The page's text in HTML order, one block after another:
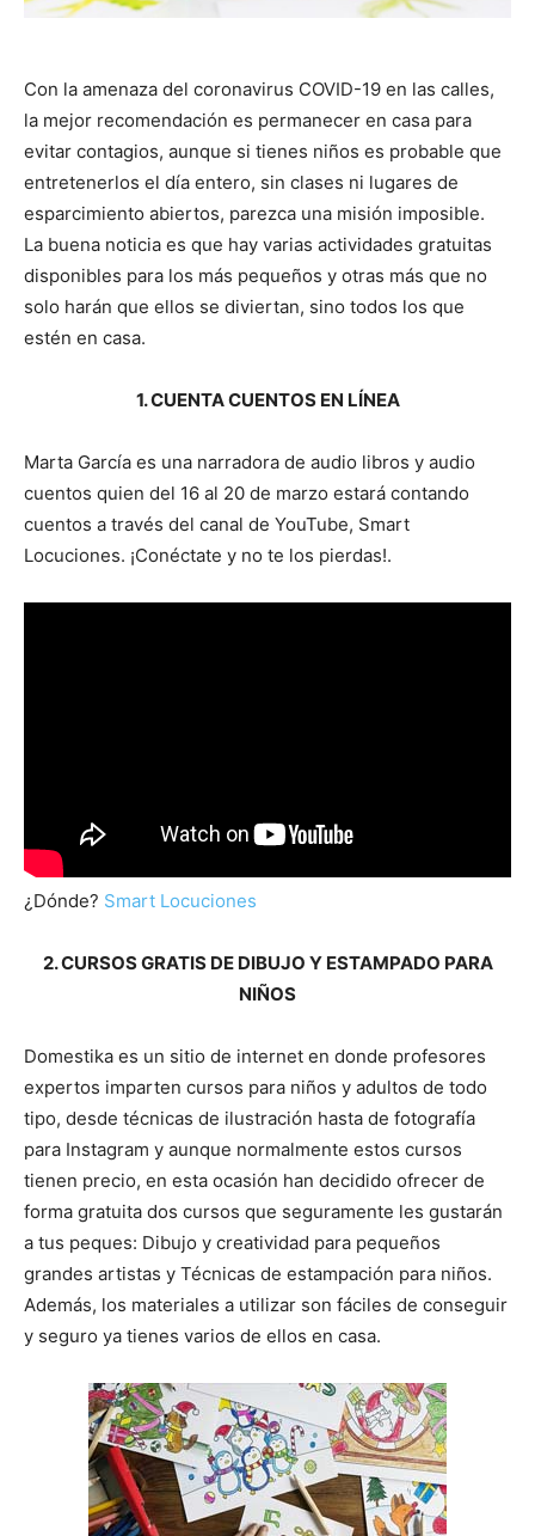
Con la amenaza del coronavirus COVID-19 en las calles,
la mejor recomendación es permanecer en casa para
evitar contagios, aunque si tienes niños es probable que
entretenerlos el día entero, sin clases ni lugares de
esparcimiento abiertos, parezca una misión imposible.
La buena noticia es que hay varias actividades gratuitas
disponibles para los más pequeños y otras más que no
solo harán que ellos se diviertan, sino todos los que
estén en casa.
1. CUENTA CUENTOS EN LÍNEA
Marta García es una narradora de audio libros y audio
cuentos quien del 16 al 20 de marzo estará contando
cuentos a través del canal de YouTube, Smart
Locuciones. ¡Conéctate y no te los pierdas!.
¿Dónde? Smart Locuciones
2. CURSOS GRATIS DE DIBUJO Y ESTAMPADO PARA
NIÑOS
Domestika es un sitio de internet en donde profesores
expertos imparten cursos para niños y adultos de todo
tipo, desde técnicas de ilustración hasta de fotografía
para Instagram y aunque normalmente estos cursos
tienen precio, en esta ocasión han decidido ofrecer de
forma gratuita dos cursos que seguramente les gustarán
a tus peques: Dibujo y creatividad para pequeños
grandes artistas y Técnicas de estampación para niños.
Además, los materiales a utilizar son fáciles de conseguir
y seguro ya tienes varios de ellos en casa.